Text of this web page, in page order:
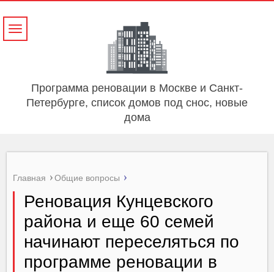
Программа реновации в Москве и Санкт-
Петербурге, список домов под снос, новые
дома
Навигация
Главная Общие вопросы
Реновация Кунцевского
района и еще 60 семей
начинают переселяться по
программе реновации в